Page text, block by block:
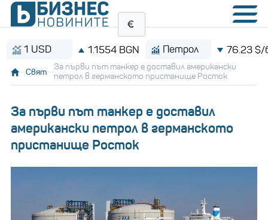
USD 1.1554 BGN Петрол 76.23 $/барел
Свят
За първи път танкер е доставил американски
петрол в германското пристанище Росток
За първи път танкер е доставил
американски петрол в германското
пристанище Росток